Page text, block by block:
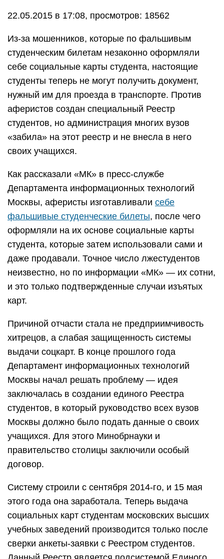
22.05.2015 в 17:08, просмотров: 18562
Из-за мошенников, которые по фальшивым
студенческим билетам незаконно оформляли
себе социальные карты студента, настоящие
студенты теперь не могут получить документ,
нужный им для проезда в транспорте. Против
аферистов создан специальный Реестр
студентов, но администрация многих вузов
«забила» на этот реестр и не внесла в него
своих учащихся.
Как рассказали «МК» в пресс-службе
Департамента информационных технологий
Москвы, аферисты изготавливали себе
фальшивые студенческие билеты, после чего
оформляли на их основе социальные карты
студента, которые затем использовали сами и
даже продавали. Точное число лжестудентов
неизвестно, но по информации «МК» — их сотни,
и это только подтвержденные случаи изъятых
карт.
Причиной отчасти стала не предприимчивость
хитрецов, а слабая защищенность системы
выдачи соцкарт. В конце прошлого года
Департамент информационных технологий
Москвы начал решать проблему — идея
заключалась в создании единого Реестра
студентов, в который руководство всех вузов
Москвы должно было подать данные о своих
учащихся. Для этого Минобрнауки и
правительство столицы заключили особый
договор.
Систему строили с сентября 2014-го, и 15 мая
этого года она заработала. Теперь выдача
социальных карт студентам московских высших
учебных заведений производится только после
сверки анкеты-заявки с Реестром студентов.